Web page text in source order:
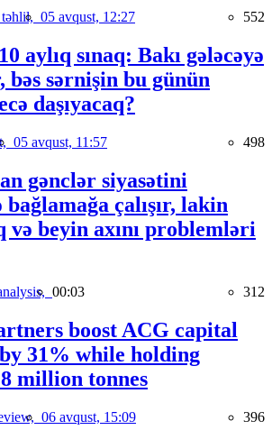
təhlil, 05 avqust, 12:27 552
aylıq sınaq: Bakı gələcəyə
bəs sərnişin bu günün
daşıyacaq?
05 avqust, 11:57 498
gənclər siyasətini
çalışır, lakin
və beyin axını problemləri
00:03 312
boost ACG capital
31% while holding
million tonnes
06 avqust, 15:09 396